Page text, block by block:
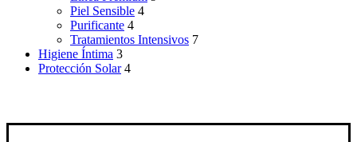
Piel Sensible 4
Purificante 4
Tratamientos Intensivos 7
Higiene Íntima 3
Protección Solar 4